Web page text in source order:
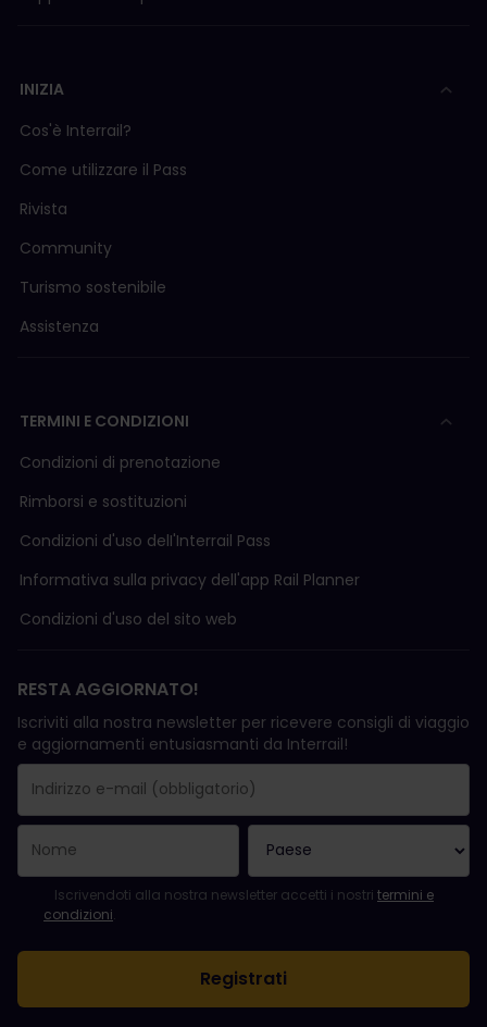
INIZIA
Cos'è Interrail?
Come utilizzare il Pass
Rivista
Community
Turismo sostenibile
Assistenza
TERMINI E CONDIZIONI
Condizioni di prenotazione
Rimborsi e sostituzioni
Condizioni d'uso delI'Interrail Pass
Informativa sulla privacy dell'app Rail Planner
Condizioni d'uso del sito web
RESTA AGGIORNATO!
Iscriviti alla nostra newsletter per ricevere consigli di viaggio
e aggiornamenti entusiasmanti da Interrail!
Il campo "Indirizzo e-mail" è obbligatorio.
L'indirizzo e-mail non è valido.
Si è verificato un errore durante l'iscrizione alla newsletter.
Sei già iscritto a questa newsletter!
Per iscriversi alla newsletter, accettare i termini e le condizioni.
Iscrivendoti alla nostra newsletter accetti i nostri termini e
condizioni.